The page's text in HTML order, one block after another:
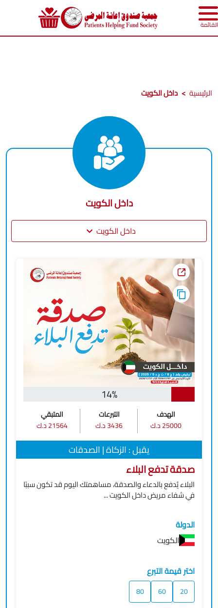
القائمة
الرئيسية داخل الكويت
داخل الكويت
داخل الكويت
14%
الهدف
25000 د.ك
التبرعات
3436 د.ك
المتبقي
21564 د.ك
يقبل : الزكاة | الصدقات
صدقة تدفع البلاء
البلاء يُدفع بالدعاء والصدقة، مساهمتك اليوم قد تكون سببًا
في شفاء مريض داخل الكويت ...
الدولة
الكويت
اختر قيمة التبرع
20
60
80